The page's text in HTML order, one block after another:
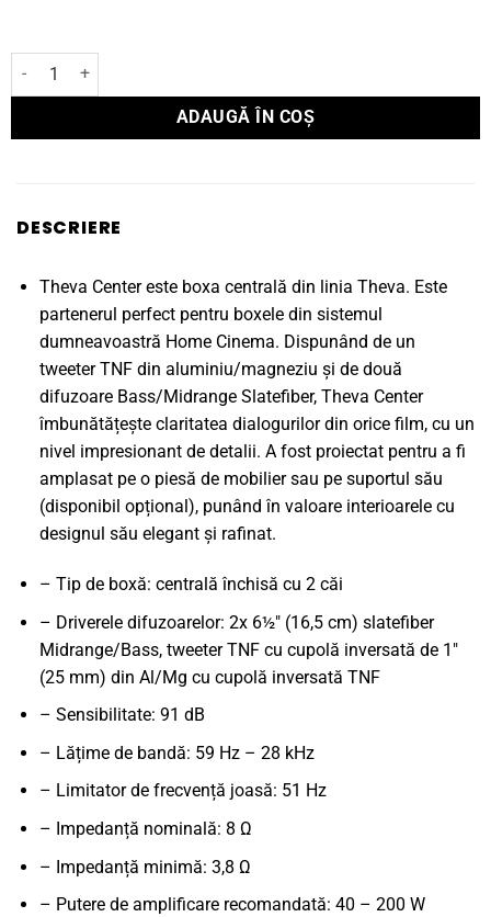
Cantitate Boxă Focal de centru THEVA CENTER
ADAUGĂ ÎN COȘ
DESCRIERE
Theva Center este boxa centrală din linia Theva. Este
partenerul perfect pentru boxele din sistemul
dumneavoastră Home Cinema. Dispunând de un
tweeter TNF din aluminiu/magneziu și de două
difuzoare Bass/Midrange Slatefiber, Theva Center
îmbunătățește claritatea dialogurilor din orice film, cu un
nivel impresionant de detalii. A fost proiectat pentru a fi
amplasat pe o piesă de mobilier sau pe suportul său
(disponibil opțional), punând în valoare interioarele cu
designul său elegant și rafinat.
– Tip de boxă: centrală închisă cu 2 căi
– Driverele difuzoarelor: 2x 6½" (16,5 cm) slatefiber
Midrange/Bass, tweeter TNF cu cupolă inversată de 1"
(25 mm) din Al/Mg cu cupolă inversată TNF
– Sensibilitate: 91 dB
– Lățime de bandă: 59 Hz – 28 kHz
– Limitator de frecvență joasă: 51 Hz
– Impedanță nominală: 8 Ω
– Impedanță minimă: 3,8 Ω
– Putere de amplificare recomandată: 40 – 200 W